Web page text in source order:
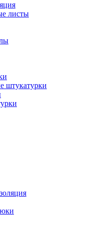
листы
штукатурки